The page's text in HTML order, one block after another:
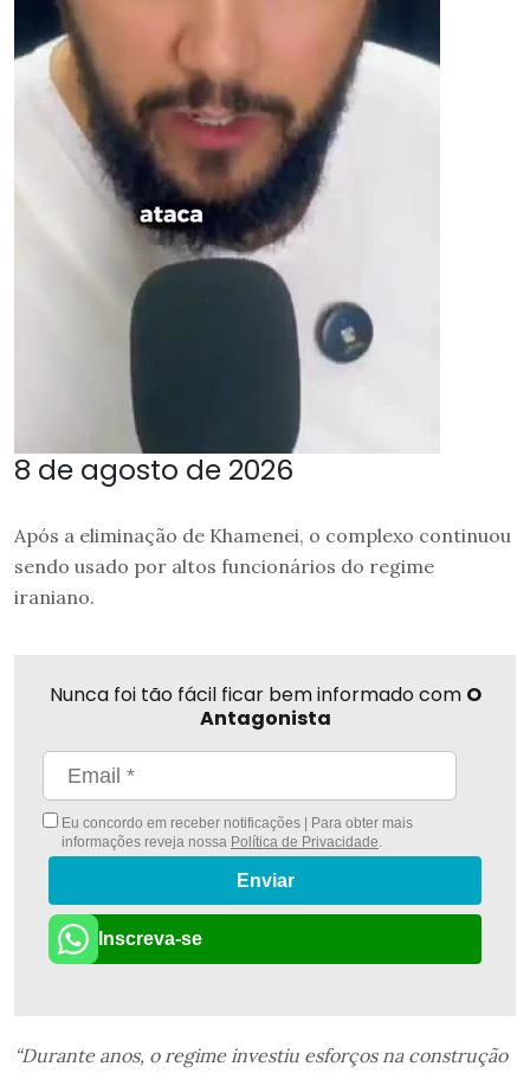
8 de agosto de 2026
Após a eliminação de Khamenei, o complexo continuou
sendo usado por altos funcionários do regime
iraniano.
Nunca foi tão fácil ficar bem informado com O
Antagonista
Eu concordo em receber notificações | Para obter mais
informações reveja nossa Política de Privacidade.
Enviar
Inscreva-se
“Durante anos, o regime investiu esforços na construção